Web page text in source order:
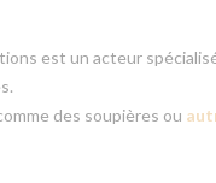
est un acteur
des soupières ou